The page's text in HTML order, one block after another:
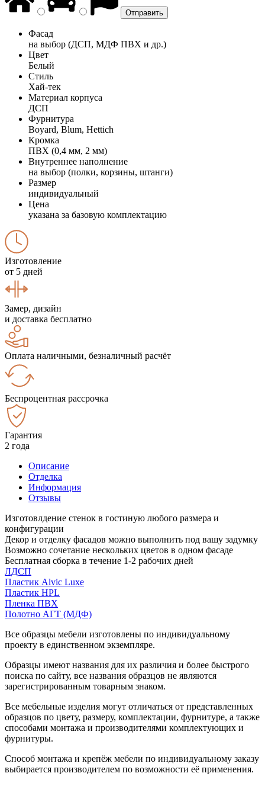
Фасад
на выбор (ДСП, МДФ ПВХ и др.)
Цвет
Белый
Стиль
Хай-тек
Материал корпуса
ДСП
Фурнитура
Boyard, Blum, Hettich
Кромка
ПВХ (0,4 мм, 2 мм)
Внутреннее наполнение
на выбор (полки, корзины, штанги)
Размер
индивидуальный
Цена
указана за базовую комплектацию
Изготовление
от 5 дней
Замер, дизайн
и доставка бесплатно
Оплата наличными, безналичный расчёт
Беспроцентная рассрочка
Гарантия
2 года
Описание
Отделка
Информация
Отзывы
Изготовлдение стенок в гостиную любого размера и
конфигурации
Декор и отделку фасадов можно выполнить под вашу задумку
Возможно сочетание нескольких цветов в одном фасаде
Бесплатная сборка в течение 1-2 рабочих дней
ЛДСП
Пластик Alvic Luxe
Пластик HPL
Пленка ПВХ
Полотно АГТ (МДФ)
Все образцы мебели изготовлены по индивидуальному
проекту в единственном экземпляре.
Образцы имеют названия для их различия и более быстрого
поиска по сайту, все названия образцов не являются
зарегистрированным товарным знаком.
Все мебельные изделия могут отличаться от представленных
образцов по цвету, размеру, комплектации, фурнитуре, а также
способами монтажа и производителями комплектующих и
фурнитуры.
Способ монтажа и крепёж мебели по индивидуальному заказу
выбирается производителем по возможности её применения.